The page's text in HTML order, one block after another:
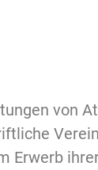
von
Erwerb